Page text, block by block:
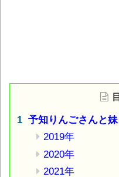
予知りんごさんと
2019年
2020年
2021年